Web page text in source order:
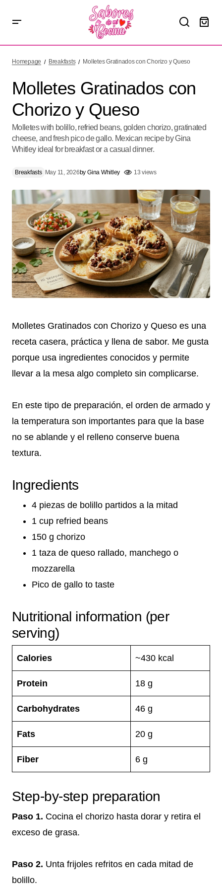
Homepage Breakfasts Molletes Gratinados con Chorizo y Queso
Molletes Gratinados con
Chorizo y Queso
Molletes with bolillo, refried beans, golden chorizo, gratinated
cheese, and fresh pico de gallo. Mexican recipe by Gina
Whitley ideal for breakfast or a casual dinner.
Breakfasts May 11, 2026by Gina Whitley 13 views
Molletes Gratinados con Chorizo y Queso es una
receta casera, práctica y llena de sabor. Me gusta
porque usa ingredientes conocidos y permite
llevar a la mesa algo completo sin complicarse.
En este tipo de preparación, el orden de armado y
la temperatura son importantes para que la base
no se ablande y el relleno conserve buena
textura.
Ingredients
4 piezas de bolillo partidos a la mitad
1 cup refried beans
150 g chorizo
1 taza de queso rallado, manchego o
mozzarella
Pico de gallo to taste
Nutritional information (per
serving)
Calories ~430 kcal
Protein 18 g
Carbohydrates 46 g
Fats 20 g
Fiber 6 g
Step-by-step preparation
Paso 1. Cocina el chorizo hasta dorar y retira el
exceso de grasa.
Paso 2. Unta frijoles refritos en cada mitad de
bolillo.